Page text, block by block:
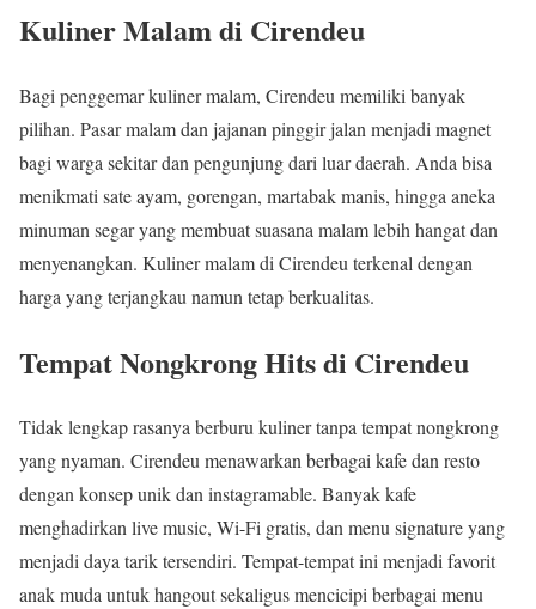
Kuliner Malam di Cirendeu
Bagi penggemar kuliner malam, Cirendeu memiliki banyak
pilihan. Pasar malam dan jajanan pinggir jalan menjadi magnet
bagi warga sekitar dan pengunjung dari luar daerah. Anda bisa
menikmati sate ayam, gorengan, martabak manis, hingga aneka
minuman segar yang membuat suasana malam lebih hangat dan
menyenangkan. Kuliner malam di Cirendeu terkenal dengan
harga yang terjangkau namun tetap berkualitas.
Tempat Nongkrong Hits di Cirendeu
Tidak lengkap rasanya berburu kuliner tanpa tempat nongkrong
yang nyaman. Cirendeu menawarkan berbagai kafe dan resto
dengan konsep unik dan instagramable. Banyak kafe
menghadirkan live music, Wi-Fi gratis, dan menu signature yang
menjadi daya tarik tersendiri. Tempat-tempat ini menjadi favorit
anak muda untuk hangout sekaligus mencicipi berbagai menu